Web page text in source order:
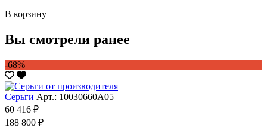
В корзину
Вы смотрели ранее
-68%
Серьги Арт.: 10030660А05
60 416 ₽
188 800 ₽